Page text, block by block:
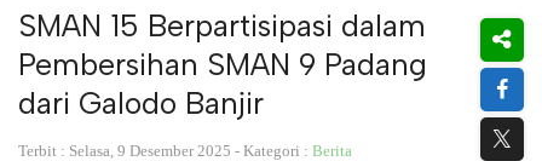
SMAN 15 Berpartisipasi dalam
Pembersihan SMAN 9 Padang
dari Galodo Banjir
Terbit : Selasa, 9 Desember 2025 - Kategori : Berita